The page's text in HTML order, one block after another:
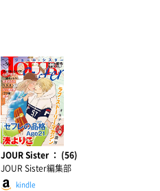
JOUR Sister ： (56)
JOUR Sister編集部
kindle